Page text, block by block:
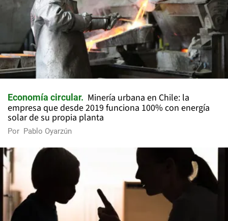
Economía circular
Minería urbana en Chile: la
empresa que desde 2019 funciona 100% con energía
solar de su propia planta
Por Pablo Oyarzún